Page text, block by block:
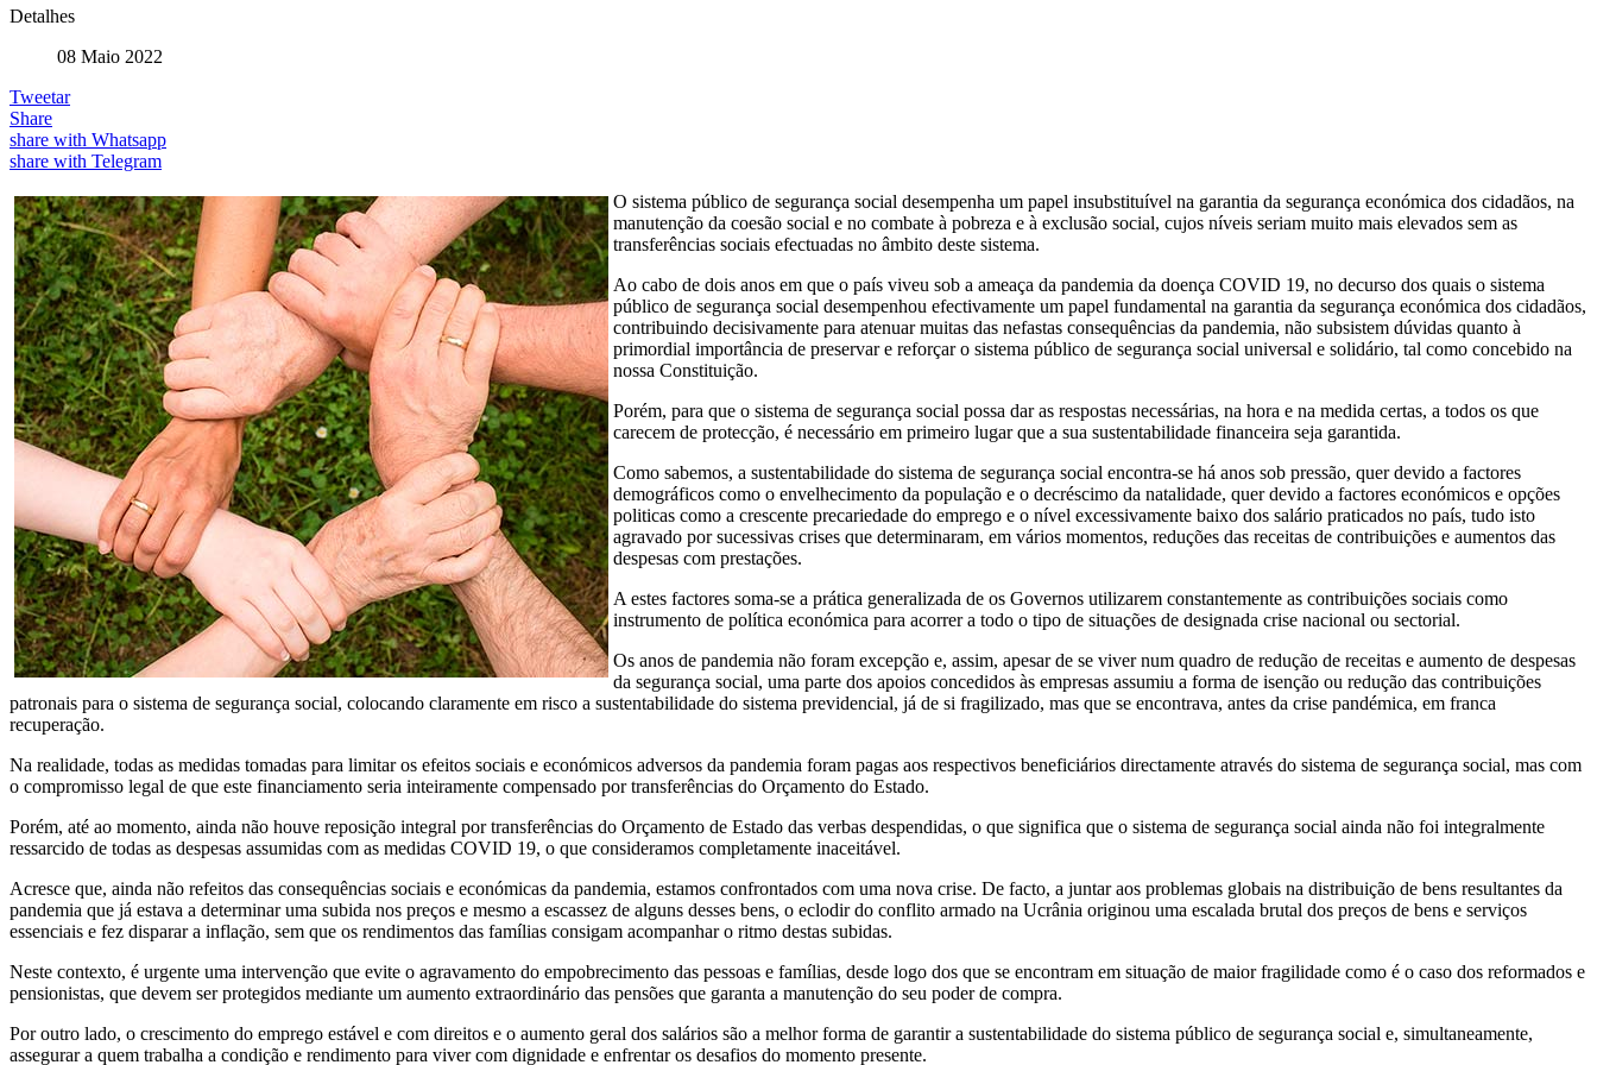
Detalhes
08 Maio 2022
Tweetar
Share
share with Whatsapp
share with Telegram
O sistema público de segurança social desempenha um papel insubstituível na garantia da segurança económica dos cidadãos, na
manutenção da coesão social e no combate à pobreza e à exclusão social, cujos níveis seriam muito mais elevados sem as
transferências sociais efectuadas no âmbito deste sistema.
Ao cabo de dois anos em que o país viveu sob a ameaça da pandemia da doença COVID 19, no decurso dos quais o sistema
público de segurança social desempenhou efectivamente um papel fundamental na garantia da segurança económica dos cidadãos,
contribuindo decisivamente para atenuar muitas das nefastas consequências da pandemia, não subsistem dúvidas quanto à
primordial importância de preservar e reforçar o sistema público de segurança social universal e solidário, tal como concebido na
nossa Constituição.
Porém, para que o sistema de segurança social possa dar as respostas necessárias, na hora e na medida certas, a todos os que
carecem de protecção, é necessário em primeiro lugar que a sua sustentabilidade financeira seja garantida.
Como sabemos, a sustentabilidade do sistema de segurança social encontra-se há anos sob pressão, quer devido a factores
demográficos como o envelhecimento da população e o decréscimo da natalidade, quer devido a factores económicos e opções
politicas como a crescente precariedade do emprego e o nível excessivamente baixo dos salário praticados no país, tudo isto
agravado por sucessivas crises que determinaram, em vários momentos, reduções das receitas de contribuições e aumentos das
despesas com prestações.
A estes factores soma-se a prática generalizada de os Governos utilizarem constantemente as contribuições sociais como
instrumento de política económica para acorrer a todo o tipo de situações de designada crise nacional ou sectorial.
Os anos de pandemia não foram excepção e, assim, apesar de se viver num quadro de redução de receitas e aumento de despesas
da segurança social, uma parte dos apoios concedidos às empresas assumiu a forma de isenção ou redução das contribuições
patronais para o sistema de segurança social, colocando claramente em risco a sustentabilidade do sistema previdencial, já de si fragilizado, mas que se encontrava, antes da crise pandémica, em franca
recuperação.
Na realidade, todas as medidas tomadas para limitar os efeitos sociais e económicos adversos da pandemia foram pagas aos respectivos beneficiários directamente através do sistema de segurança social, mas com
o compromisso legal de que este financiamento seria inteiramente compensado por transferências do Orçamento do Estado.
Porém, até ao momento, ainda não houve reposição integral por transferências do Orçamento de Estado das verbas despendidas, o que significa que o sistema de segurança social ainda não foi integralmente
ressarcido de todas as despesas assumidas com as medidas COVID 19, o que consideramos completamente inaceitável.
Acresce que, ainda não refeitos das consequências sociais e económicas da pandemia, estamos confrontados com uma nova crise. De facto, a juntar aos problemas globais na distribuição de bens resultantes da
pandemia que já estava a determinar uma subida nos preços e mesmo a escassez de alguns desses bens, o eclodir do conflito armado na Ucrânia originou uma escalada brutal dos preços de bens e serviços
essenciais e fez disparar a inflação, sem que os rendimentos das famílias consigam acompanhar o ritmo destas subidas.
Neste contexto, é urgente uma intervenção que evite o agravamento do empobrecimento das pessoas e famílias, desde logo dos que se encontram em situação de maior fragilidade como é o caso dos reformados e
pensionistas, que devem ser protegidos mediante um aumento extraordinário das pensões que garanta a manutenção do seu poder de compra.
Por outro lado, o crescimento do emprego estável e com direitos e o aumento geral dos salários são a melhor forma de garantir a sustentabilidade do sistema público de segurança social e, simultaneamente,
assegurar a quem trabalha a condição e rendimento para viver com dignidade e enfrentar os desafios do momento presente.